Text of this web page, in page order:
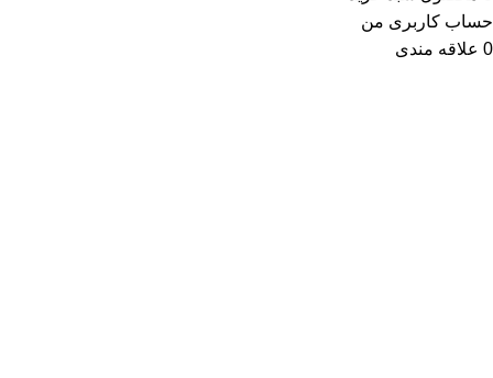
حساب کاربری من
0 علاقه مندی